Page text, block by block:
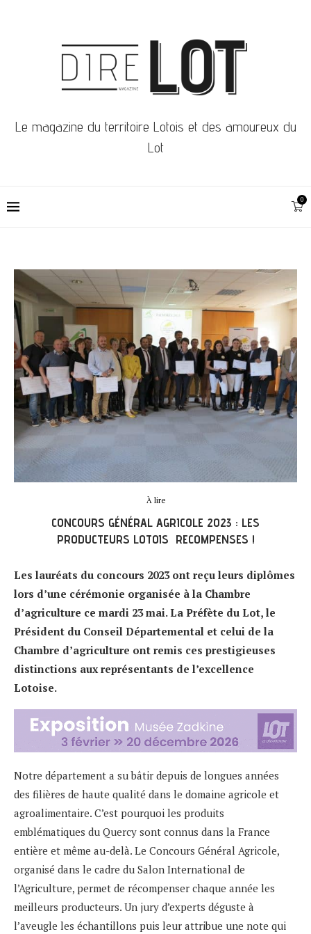
Le magazine du territoire Lotois et des amoureux du
Lot
0
À lire
CONCOURS GÉNÉRAL AGRICOLE 2023 : LES
PRODUCTEURS LOTOIS RECOMPENSES !
Les lauréats du concours 2023 ont reçu leurs diplômes
lors d’une cérémonie organisée à la Chambre
d’agriculture ce mardi 23 mai. La Préfète du Lot, le
Président du Conseil Départemental et celui de la
Chambre d’agriculture ont remis ces prestigieuses
distinctions aux représentants de l’excellence
Lotoise.
Notre département a su bâtir depuis de longues années
des filières de haute qualité dans le domaine agricole et
agroalimentaire. C’est pourquoi les produits
emblématiques du Quercy sont connus dans la France
entière et même au-delà. Le Concours Général Agricole,
organisé dans le cadre du Salon International de
l’Agriculture, permet de récompenser chaque année les
meilleurs producteurs. Un jury d’experts déguste à
l’aveugle les échantillons puis leur attribue une note qui